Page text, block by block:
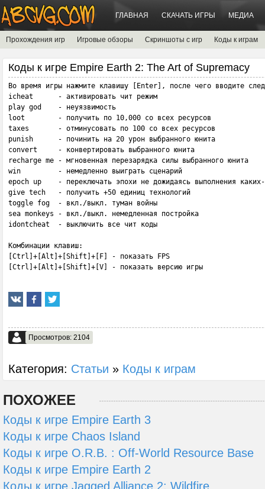
ГЛАВНАЯ СКАЧАТЬ ИГРЫ МЕДИА
Прохождения игр Игровые обзоры Скриншоты с игр Коды к играм
Коды к игре Empire Earth 2: The Art of Supremacy
Во время игры нажмите клавишу [Enter], после чего вводите
icheat      - активировать чит режим
play god    - неуязвимость
loot        - получить по 10,000 со всех ресурсов
taxes       - отминусовать по 100 со всех ресурсов
punish      - починить на 20 урон выбранного юнита
convert     - конвертировать выбранного юнита
recharge me - мгновенная перезарядка силы выбранного юнита
win         - немедленно выиграть сценарий
epoch up    - переключать эпохи не дожидаясь выполнения каких-
give tech   - получить +50 единиц технологий
toggle fog  - вкл./выкл. туман войны
sea monkeys - вкл./выкл. немедленная постройка
idontcheat  - выключить все чит коды
Комбинации клавиш:
[Ctrl]+[Alt]+[Shift]+[F] - показать FPS
[Ctrl]+[Alt]+[Shift]+[V] - показать версию игры
Просмотров: 2104
Категория: Статьи » Коды к играм
ПОХОЖЕЕ
Коды к игре Empire Earth 3
Коды к игре Chaos Island
Коды к игре O.R.B. : Off-World Resource Base
Коды к игре Empire Earth 2
Коды к игре Jagged Alliance 2: Wildfire